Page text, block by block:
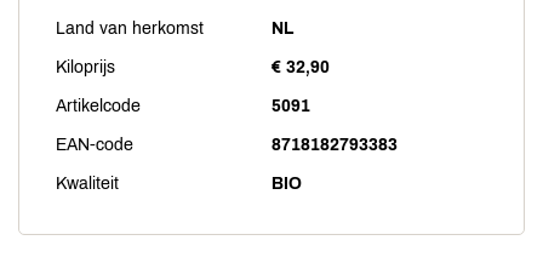
Land van herkomst NL
Kiloprijs € 32,90
Artikelcode 5091
EAN-code 8718182793383
Kwaliteit BIO